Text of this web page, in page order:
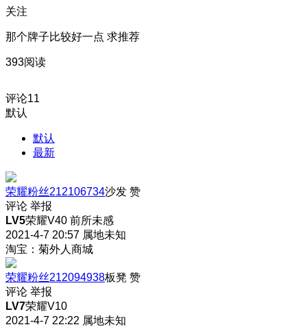
关注
那个牌子比较好一点 求推荐
393阅读
评论11
默认
默认
最新
荣耀粉丝212106734沙发 赞
评论 举报
LV5荣耀V40 前所未感
2021-4-7 20:57 属地未知
淘宝：菊外人商城
荣耀粉丝212094938板凳 赞
评论 举报
LV7荣耀V10
2021-4-7 22:22 属地未知